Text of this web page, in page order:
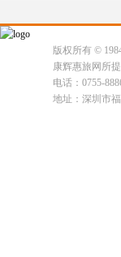
版权所有 ©
康辉惠旅网所
电话：0755-
地址：深圳市